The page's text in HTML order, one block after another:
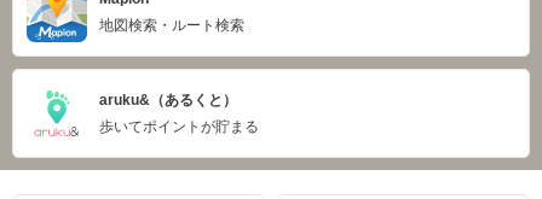
地図検索・ルート検索
aruku&（あるくと）
歩いてポイントが貯まる